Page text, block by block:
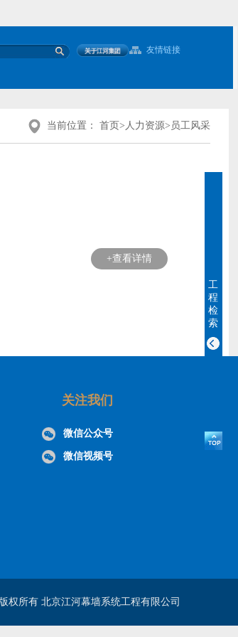
工
程
检
索
友情链接
当前位置： 首页 > 人力资源> 员工风采
+查看详情
关注我们
微信公众号
微信视频号
权所有 北京江河幕墙系统工程有限公司